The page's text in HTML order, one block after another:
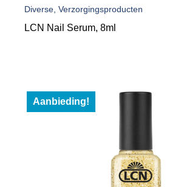
Diverse, Verzorgingsproducten
LCN Nail Serum, 8ml
Aanbieding!